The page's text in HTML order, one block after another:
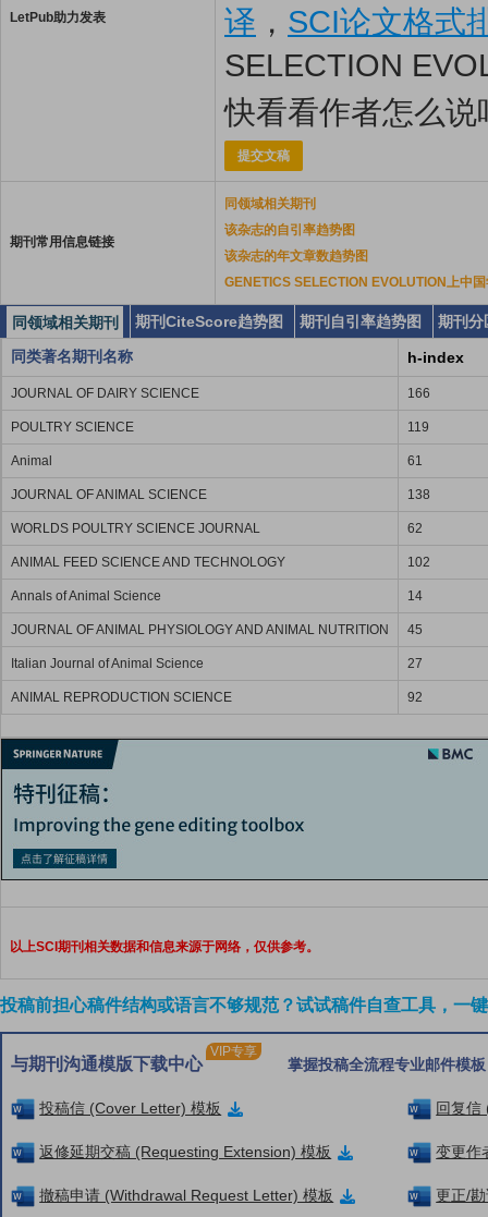
LetPub助力发表 译 ， SCI论文格式
SELECTION
快看看作者怎么说
提交文稿
期刊常用信息链接
同领域相关期刊
该杂志的自引率趋势图
该杂志的年文章数趋势图
GENETICS SELECTION EVOLUTION上中
同领域相关期刊 期刊CiteScore趋势图 期刊自引率趋势图
期刊分
同类著名期刊名称
h-index
JOURNAL OF DAIRY SCIENCE 166
POULTRY SCIENCE 119
Animal 61
JOURNAL OF ANIMAL SCIENCE 138
WORLDS POULTRY SCIENCE JOURNAL 62
ANIMAL FEED SCIENCE AND TECHNOLOGY 102
Annals of Animal Science 14
JOURNAL OF ANIMAL PHYSIOLOGY AND ANIMAL NUTRITION 45
Italian Journal of Animal Science 27
ANIMAL REPRODUCTION SCIENCE 92
以上SCI期刊相关数据和信息来源于网络，仅供参考。
投稿前担心稿件结构或语言不够规范？试试稿件自查工具，一
与期刊沟通模版下载中心
VIP专享
掌握投稿全流程专业邮件模
投稿信 (Cover Letter) 模板 回复信
返修延期交稿 (Requesting Extension) 模板 变更作
撤稿申请 (Withdrawal Request Letter) 模板 更正/